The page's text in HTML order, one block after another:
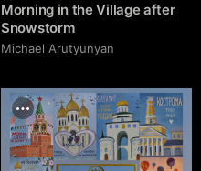
Morning in the Village after
Snowstorm
Michael Arutyunyan